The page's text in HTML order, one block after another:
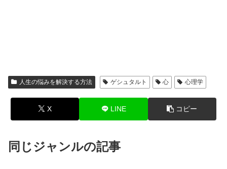
人生の悩みを解決する方法 ゲシュタルト 心 心理学
X LINE コピー
同じジャンルの記事